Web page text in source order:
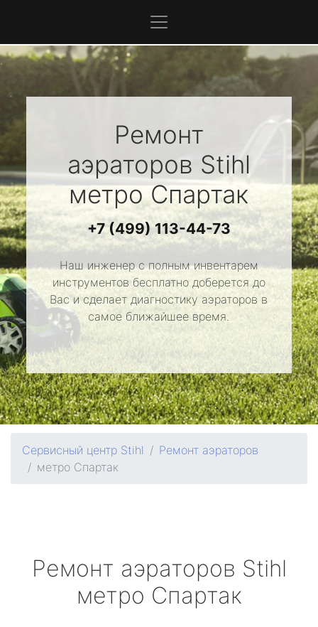
Ремонт
аэраторов Stihl
метро Спартак
+7 (499) 113-44-73
Наш инженер с полным инвентарем
инструментов бесплатно доберется до
Вас и сделает диагностику аэраторов в
самое ближайшее время.
Сервисный центр Stihl
Ремонт аэраторов
метро Спартак
Ремонт аэраторов Stihl
метро Спартак